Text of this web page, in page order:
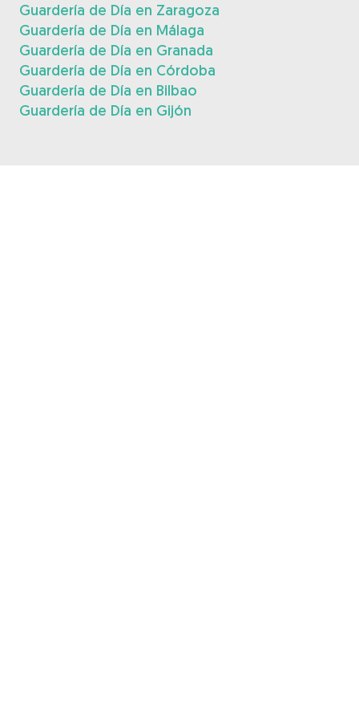
Guardería de Día en Zaragoza
Guardería de Día en Málaga
Guardería de Día en Granada
Guardería de Día en Córdoba
Guardería de Día en Bilbao
Guardería de Día en Gijón